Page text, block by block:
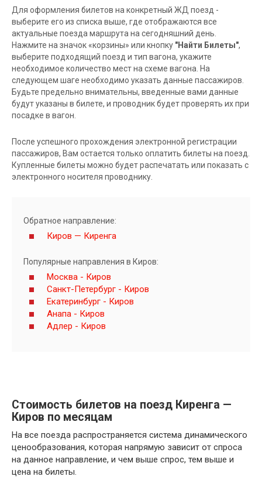
Для оформления билетов на конкретный ЖД поезд -
выберите его из списка выше, где отображаются все
актуальные поезда маршрута на сегодняшний день.
Нажмите на значок «корзины» или кнопку "Найти Билеты",
выберите подходящий поезд и тип вагона, укажите
необходимое количество мест на схеме вагона. На
следующем шаге необходимо указать данные пассажиров.
Будьте предельно внимательны, введенные вами данные
будут указаны в билете, и проводник будет проверять их при
посадке в вагон.
После успешного прохождения электронной регистрации
пассажиров, Вам остается только оплатить билеты на поезд.
Купленные билеты можно будет распечатать или показать с
электронного носителя проводнику.
Обратное направление:
Киров — Киренга
Популярные направления в Киров:
Москва - Киров
Санкт-Петербург - Киров
Екатеринбург - Киров
Анапа - Киров
Адлер - Киров
Стоимость билетов на поезд Киренга —
Киров по месяцам
На все поезда распространяется система динамического
ценообразования, которая напрямую зависит от спроса
на данное направление, и чем выше спрос, тем выше и
цена на билеты.